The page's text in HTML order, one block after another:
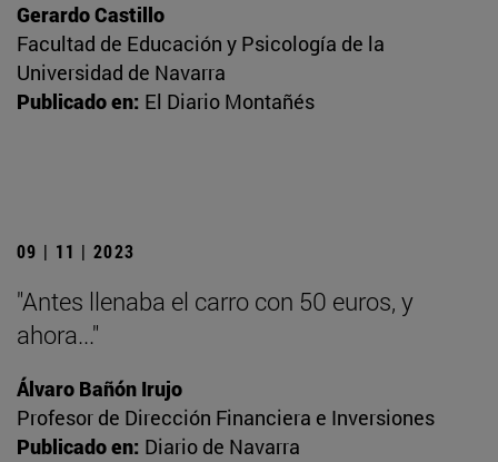
Gerardo Castillo
Facultad de Educación y Psicología de la
Universidad de Navarra
Publicado en: El Diario Montañés
09 | 11 | 2023
"Antes llenaba el carro con 50 euros, y
ahora..."
Álvaro Bañón Irujo
Profesor de Dirección Financiera e Inversiones
Publicado en: Diario de Navarra